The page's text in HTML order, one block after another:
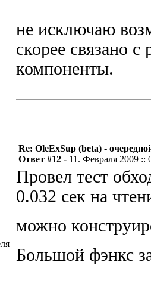
не исключаю
скорее связано
компоненты.
Re: OleExSup (beta) -
Ответ #12 - 11. Февраля 2009 ::
Провел тест
0.032 сек на
можно
Большой фэнкс